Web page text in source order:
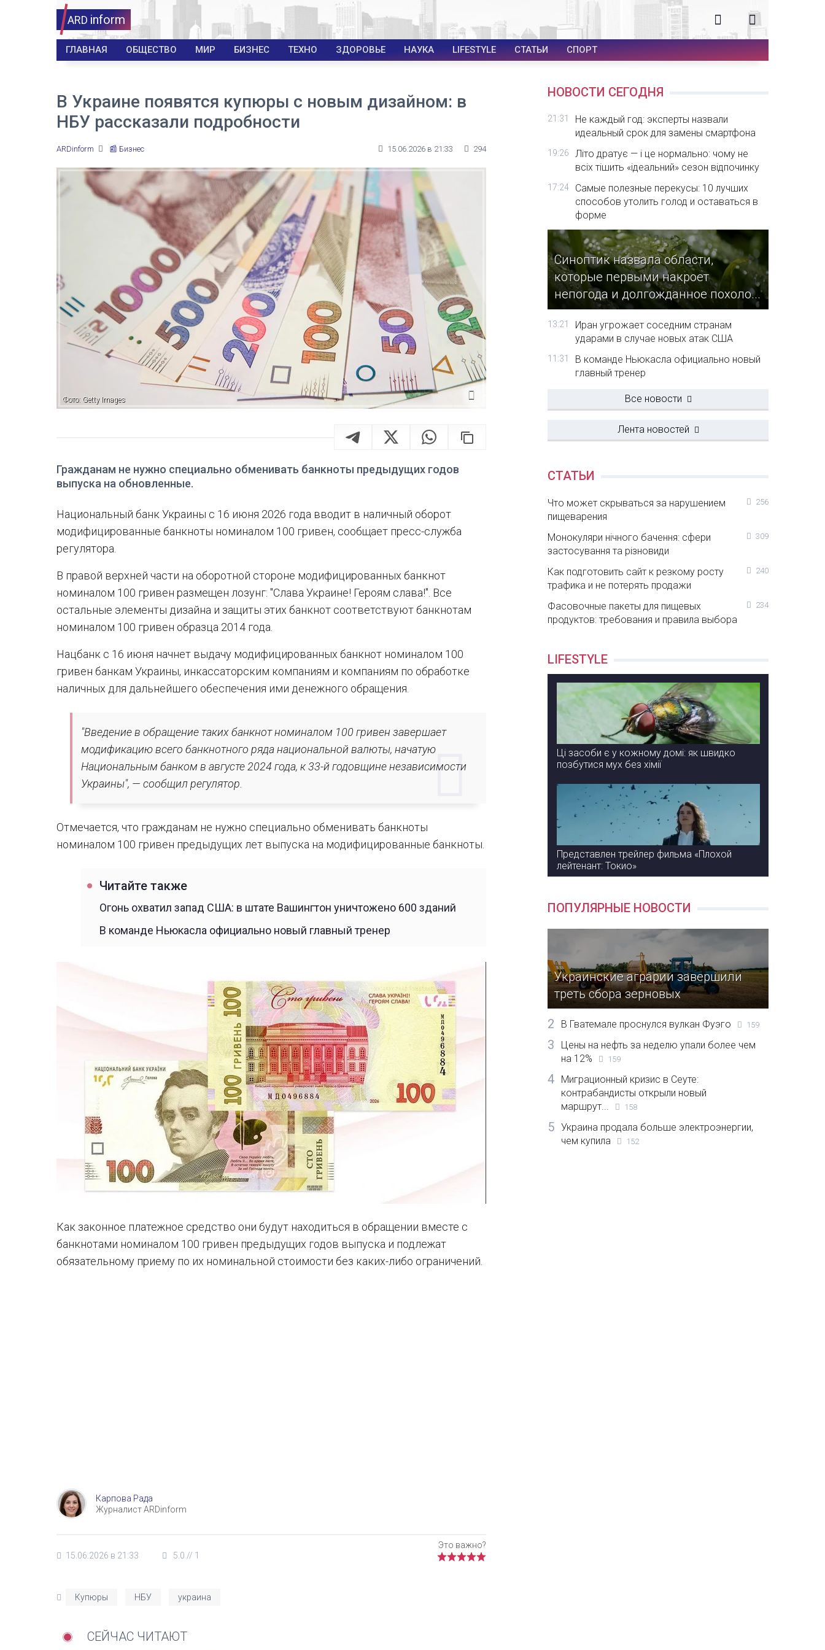
ARD inform
ГЛАВНАЯ ОБЩЕСТВО МИР БИЗНЕС ТЕХНО ЗДОРОВЬЕ НАУКА LIFESTYLE СТАТЬИ СПОРТ
В Украине появятся купюры с новым дизайном: в
НБУ рассказали подробности
ARDinform 📰 Бизнес 15.06.2026 в 21:33 294
Фото: Getty Images
Гражданам не нужно специально обменивать банкноты предыдущих годов
выпуска на обновленные.
Национальный банк Украины с 16 июня 2026 года вводит в наличный оборот
модифицированные банкноты номиналом 100 гривен, сообщает пресс-служба
регулятора.
В правой верхней части на оборотной стороне модифицированных банкнот
номиналом 100 гривен размещен лозунг: "Слава Украине! Героям слава!". Все
остальные элементы дизайна и защиты этих банкнот соответствуют банкнотам
номиналом 100 гривен образца 2014 года.
Нацбанк с 16 июня начнет выдачу модифицированных банкнот номиналом 100
гривен банкам Украины, инкассаторским компаниям и компаниям по обработке
наличных для дальнейшего обеспечения ими денежного обращения.
"Введение в обращение таких банкнот номиналом 100 гривен завершает
модификацию всего банкнотного ряда национальной валюты, начатую
Национальным банком в августе 2024 года, к 33-й годовщине независимости
Украины", — сообщил регулятор.
Отмечается, что гражданам не нужно специально обменивать банкноты
номиналом 100 гривен предыдущих лет выпуска на модифицированные банкноты.
Читайте также
Огонь охватил запад США: в штате Вашингтон уничтожено 600 зданий
В команде Ньюкасла официально новый главный тренер
Как законное платежное средство они будут находиться в обращении вместе с
банкнотами номиналом 100 гривен предыдущих годов выпуска и подлежат
обязательному приему по их номинальной стоимости без каких-либо ограничений.
Карпова Рада
Журналист ARDinform
15.06.2026 в 21:33 5.0 // 1
Купюры НБУ украина
СЕЙЧАС ЧИТАЮТ
НОВОСТИ СЕГОДНЯ
21:31
Не каждый год: эксперты назвали
идеальный срок для замены смартфона
19:26
Літо дратує — і це нормально: чому не
всіх тішить «ідеальний» сезон відпочинку
17:24
Самые полезные перекусы: 10 лучших
способов утолить голод и оставаться в
форме
Синоптик назвала области,
которые первыми накроет
непогода и долгожданное похоло...
13:21
Иран угрожает соседним странам
ударами в случае новых атак США
11:31
В команде Ньюкасла официально новый
главный тренер
Все новости
Лента новостей
СТАТЬИ
Что может скрываться за нарушением
пищеварения
256
Монокуляри нічного бачення: сфери
застосування та різновиди
309
Как подготовить сайт к резкому росту
трафика и не потерять продажи
240
Фасовочные пакеты для пищевых
продуктов: требования и правила выбора
234
LIFESTYLE
Ці засоби є у кожному домі: як швидко
позбутися мух без хімії
Представлен трейлер фильма «Плохой
лейтенант: Токио»
ПОПУЛЯРНЫЕ НОВОСТИ
Украинские аграрии завершили
треть сбора зерновых
2 В Гватемале проснулся вулкан Фуэго 159
3
Цены на нефть за неделю упали более чем
на 12%
159
4
Миграционный кризис в Сеуте:
контрабандисты открыли новый
маршрут...
158
5
Украина продала больше электроэнергии,
чем купила
152